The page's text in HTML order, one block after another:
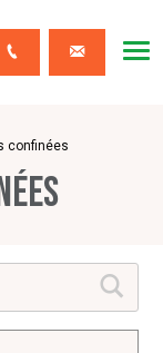
Contact
confinées
Ok